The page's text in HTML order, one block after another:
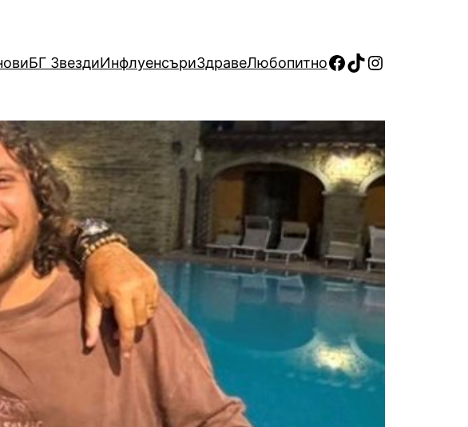
БГ ЗвездиИнфлуенсъриЗдравеЛюбопитноFacebook
TikTok
Instagram